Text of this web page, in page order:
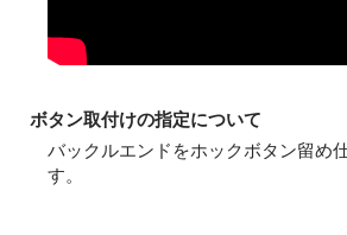
ボタン取付けの指定について
バックルエンドをホックボタン留め
す。